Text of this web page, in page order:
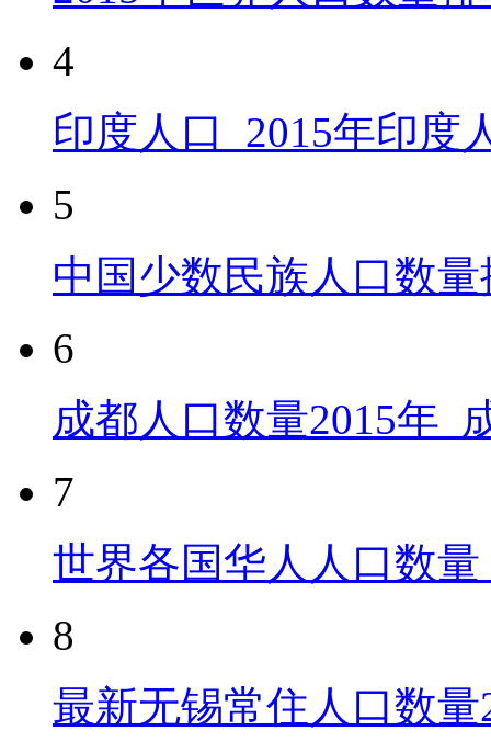
4
印度人口_2015年印度
5
中国少数民族人口数量
6
成都人口数量2015年_
7
世界各国华人人口数
8
最新无锡常住人口数